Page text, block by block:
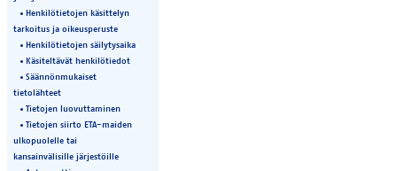
Henkilötietojen käsittelyn
tarkoitus ja oikeusperuste
Henkilötietojen säilytysaika​
Käsiteltävät henkilötiedot​
Säännönmukaiset
tietolähteet​
Tietojen luovuttaminen​
Tietojen siirto ETA-maiden
ulkopuolelle tai
kansainvälisille järjestöille​